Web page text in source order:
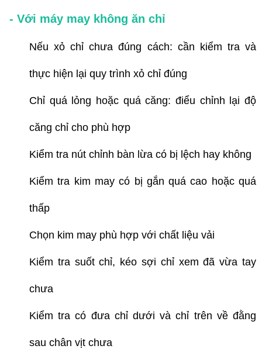
- Với máy may không ăn chỉ
Nếu xỏ chỉ chưa đúng cách: cần kiểm tra và
thực hiện lại quy trình xỏ chỉ đúng
Chỉ quá lỏng hoặc quá căng: điểu chỉnh lại độ
căng chỉ cho phù hợp
Kiểm tra nút chỉnh bàn lừa có bị lệch hay không
Kiểm tra kim may có bị gắn quá cao hoặc quá
thấp
Chọn kim may phù hợp với chất liệu vải
Kiểm tra suốt chỉ, kéo sợi chỉ xem đã vừa tay
chưa
Kiểm tra có đưa chỉ dưới và chỉ trên về đằng
sau chân vịt chưa